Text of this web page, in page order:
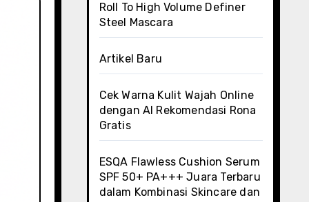
Roll To High Volume Definer
Steel Mascara
Artikel Baru
Cek Warna Kulit Wajah Online
dengan AI Rekomendasi Rona
Gratis
ESQA Flawless Cushion Serum
SPF 50+ PA+++ Juara Terbaru
dalam Kombinasi Skincare dan